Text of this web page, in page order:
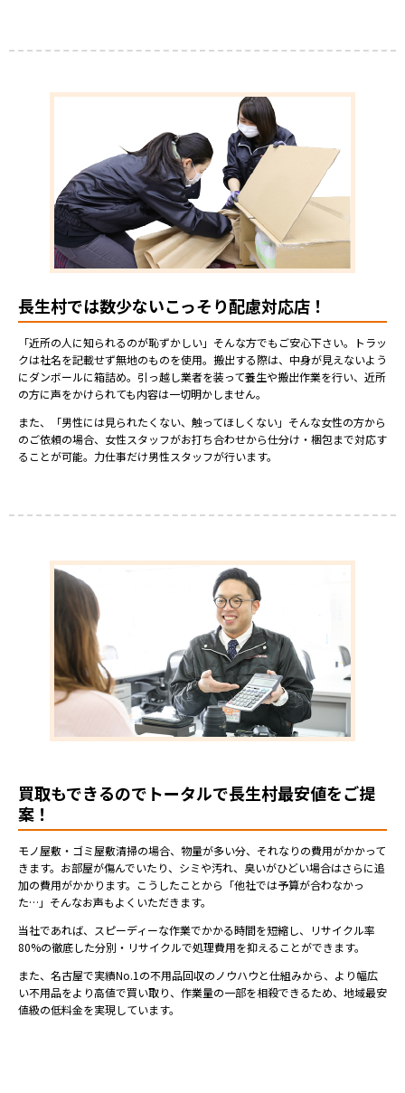
長生村では数少ないこっそり配慮対応店！
「近所の人に知られるのが恥ずかしい」そんな方でもご安心下さい。トラッ
クは社名を記載せず無地のものを使用。搬出する際は、中身が見えないよう
にダンボールに箱詰め。引っ越し業者を装って養生や搬出作業を行い、近所
の方に声をかけられても内容は一切明かしません。
また、「男性には見られたくない、触ってほしくない」そんな女性の方から
のご依頼の場合、女性スタッフがお打ち合わせから仕分け・梱包まで対応す
ることが可能。力仕事だけ男性スタッフが行います。
買取もできるのでトータルで長生村最安値をご提
案！
モノ屋敷・ゴミ屋敷清掃の場合、物量が多い分、それなりの費用がかかって
きます。お部屋が傷んでいたり、シミや汚れ、臭いがひどい場合はさらに追
加の費用がかかります。こうしたことから「他社では予算が合わなかっ
た…」そんなお声もよくいただきます。
当社であれば、スピーディーな作業でかかる時間を短縮し、リサイクル率
80%の徹底した分別・リサイクルで処理費用を抑えることができます。
また、名古屋で実績No.1の不用品回収のノウハウと仕組みから、より幅広
い不用品をより高値で買い取り、作業量の一部を相殺できるため、地域最安
値級の低料金を実現しています。